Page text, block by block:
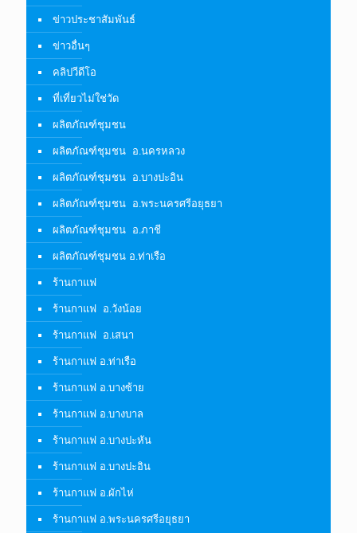
ข่าวประชาสัมพันธ์
ข่าวอื่นๆ
คลิปวีดีโอ
ที่เที่ยวไม่ใช่วัด
ผลิตภัณฑ์ชุมชน
ผลิตภัณฑ์ชุมชน อ.นครหลวง
ผลิตภัณฑ์ชุมชน อ.บางปะอิน
ผลิตภัณฑ์ชุมชน อ.พระนครศรีอยุธยา
ผลิตภัณฑ์ชุมชน อ.ภาชี
ผลิตภัณฑ์ชุมชน อ.ท่าเรือ
ร้านกาแฟ
ร้านกาแฟ อ.วังน้อย
ร้านกาแฟ อ.เสนา
ร้านกาแฟ อ.ท่าเรือ
ร้านกาแฟ อ.บางซ้าย
ร้านกาแฟ อ.บางบาล
ร้านกาแฟ อ.บางปะหัน
ร้านกาแฟ อ.บางปะอิน
ร้านกาแฟ อ.ผักไห่
ร้านกาแฟ อ.พระนครศรีอยุธยา